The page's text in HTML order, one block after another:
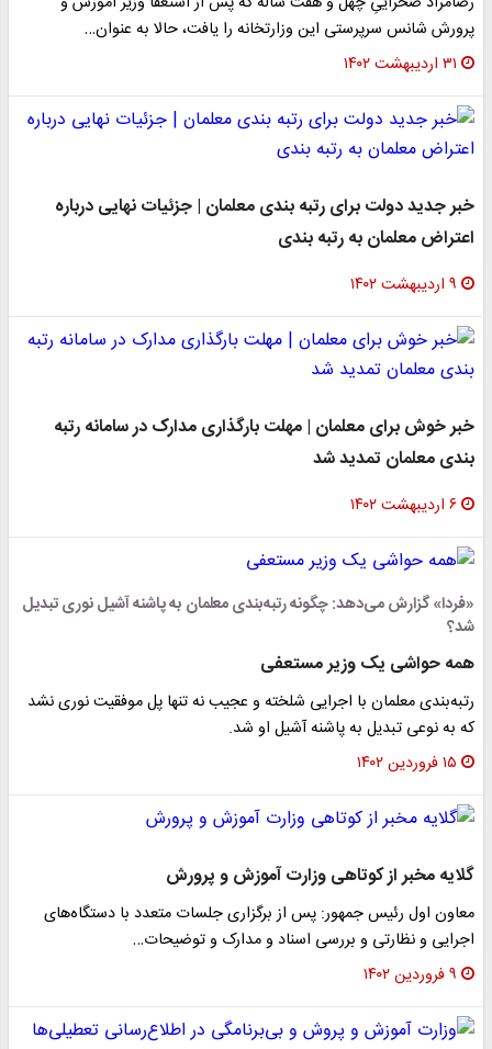
پرورش شانس سرپرستی این وزارتخانه را یافت، حالا به عنوان…
۳۱ اردیبهشت ۱۴۰۲
خبر جدید دولت برای رتبه بندی معلمان | جزئیات نهایی درباره
اعتراض معلمان به رتبه بندی
۹ اردیبهشت ۱۴۰۲
خبر خوش برای معلمان | مهلت بارگذاری مدارک در سامانه رتبه‌
بندی معلمان تمدید شد
۶ اردیبهشت ۱۴۰۲
«فردا» گزارش می‌دهد: چگونه رتبه‌بندی معلمان به پاشنه آشیل نوری تبدیل
شد؟
همه حواشی یک وزیر مستعفی
رتبه‌بندی معلمان با اجرایی شلخته و عجیب نه تنها پل موفقیت نوری نشد
که به نوعی تبدیل به پاشنه آشیل او شد.
۱۵ فروردین ۱۴۰۲
گلایه مخبر از کوتاهی وزارت آموزش و پرورش
معاون اول رئیس جمهور: پس از برگزاری جلسات متعدد با دستگاه‌های
اجرایی و نظارتی و بررسی اسناد و مدارک و توضیحات…
۹ فروردین ۱۴۰۲